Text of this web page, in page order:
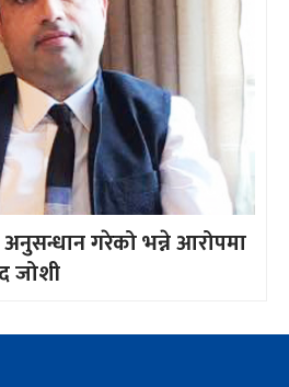
गरेको भन्ने आरोपमा
जोशी